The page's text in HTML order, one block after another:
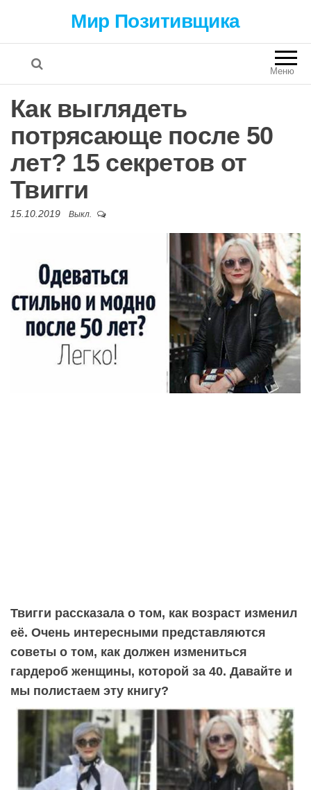
Мир Позитивщика
Меню
Как выглядеть
потрясающе после 50
лет? 15 секретов от
Твигги
15.10.2019 Выкл.
Твигги рассказала о том, как возраст изменил
её. Очень интересными представляются
советы о том, как должен измениться
гардероб женщины, которой за 40. Давайте и
мы полистаем эту книгу?